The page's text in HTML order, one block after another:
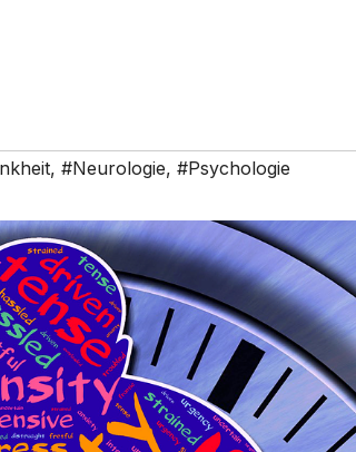
, #Neurologie, #Psychologie